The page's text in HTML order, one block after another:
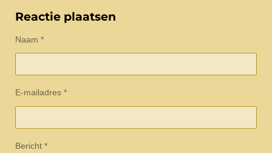
e
n
l
r
e
e
n
Reactie plaatsen
Naam *
E-mailadres *
Bericht *